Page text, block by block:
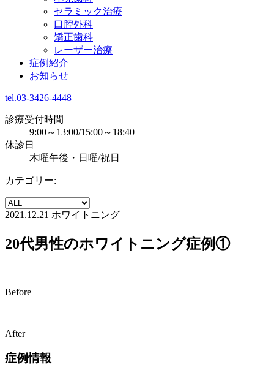
セラミック治療
口腔外科
矯正歯科
レーザー治療
症例紹介
お知らせ
tel.03-3426-4448
診療受付時間
9:00～13:00/15:00～18:40
休診日
木曜午後・日曜/祝日
カテゴリー:
2021.12.21 ホワイトニング
20代男性のホワイトニング症例①
Before
After
症例情報